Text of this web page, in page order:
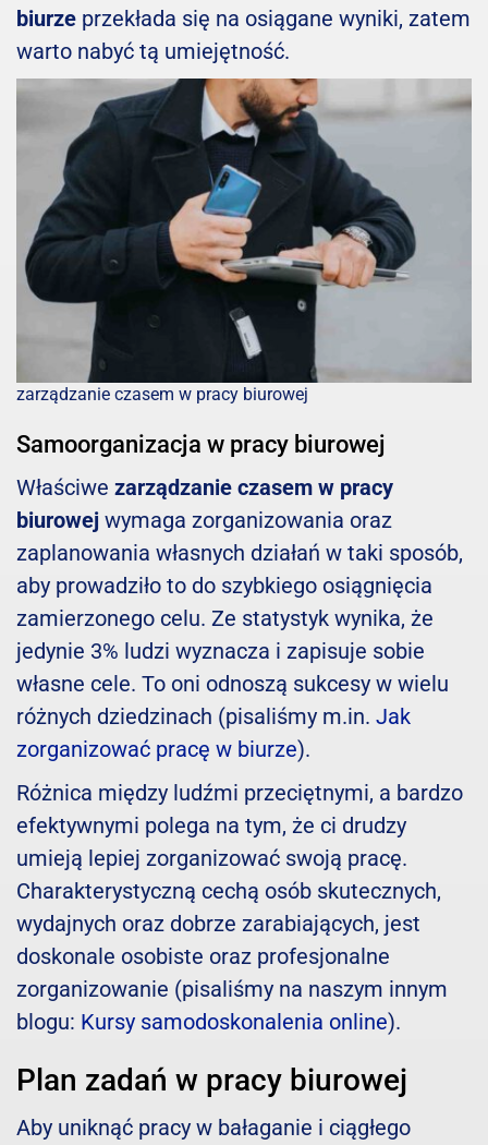
biurze przekłada się na osiągane wyniki, zatem
warto nabyć tą umiejętność.
zarządzanie czasem w pracy biurowej
Samoorganizacja w pracy biurowej
Właściwe zarządzanie czasem w pracy
biurowej wymaga zorganizowania oraz
zaplanowania własnych działań w taki sposób,
aby prowadziło to do szybkiego osiągnięcia
zamierzonego celu. Ze statystyk wynika, że
jedynie 3% ludzi wyznacza i zapisuje sobie
własne cele. To oni odnoszą sukcesy w wielu
różnych dziedzinach (pisaliśmy m.in. Jak
zorganizować pracę w biurze).
Różnica między ludźmi przeciętnymi, a bardzo
efektywnymi polega na tym, że ci drudzy
umieją lepiej zorganizować swoją pracę.
Charakterystyczną cechą osób skutecznych,
wydajnych oraz dobrze zarabiających, jest
doskonale osobiste oraz profesjonalne
zorganizowanie (pisaliśmy na naszym innym
blogu: Kursy samodoskonalenia online).
Plan zadań w pracy biurowej
Aby uniknąć pracy w bałaganie i ciągłego